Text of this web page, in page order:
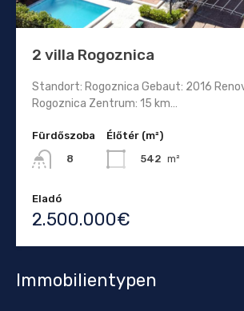
2 villa Rogoznica
Standort: Rogoznica Gebaut: 2016
Rogoznica Zentrum: 15 km…
Fürdőszoba
8
Élőtér (m²)
542 m²
Eladó
2.500.000€
Immobilientypen